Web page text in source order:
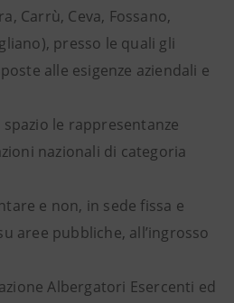
Carrù, Ceva, Fossano,
presso le quali gli
alle esigenze aziendali e
le rappresentanze
nazionali di categoria
e non, in sede fissa e
aree pubbliche, all’ingrosso
Albergatori Esercenti ed